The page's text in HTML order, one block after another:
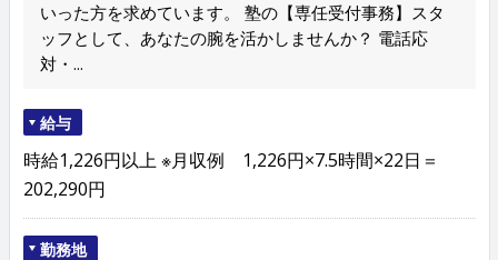
いった方を求めています。 塾の【専任受付事務】スタ
ッフとして、あなたの腕を活かしませんか？ 電話応
対・...
給与
時給1,226円以上 ※月収例 1,226円×7.5時間×22日＝
202,290円
勤務地